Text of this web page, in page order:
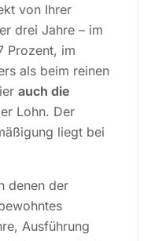
von Ihrer
drei Jahre – im
Prozent, im
als beim reinen
auch die
Lohn. Der
liegt bei
denen der
Ausführung